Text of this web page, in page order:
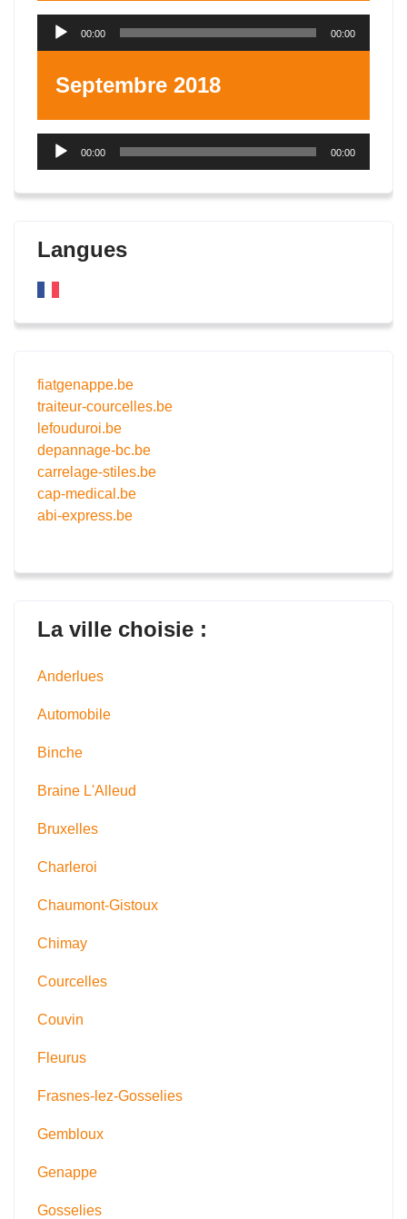
Lecteur
00:00 00:00
Septembre 2018
Lecteur
00:00 00:00
Langues
fiatgenappe.be
traiteur-courcelles.be
lefouduroi.be
depannage-bc.be
carrelage-stiles.be
cap-medical.be
abi-express.be
La ville choisie :
Anderlues
Automobile
Binche
Braine L'Alleud
Bruxelles
Charleroi
Chaumont-Gistoux
Chimay
Courcelles
Couvin
Fleurus
Frasnes-lez-Gosselies
Gembloux
Genappe
Gosselies